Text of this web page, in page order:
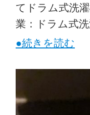
てドラム式洗
業：ドラム式
●続きを読む